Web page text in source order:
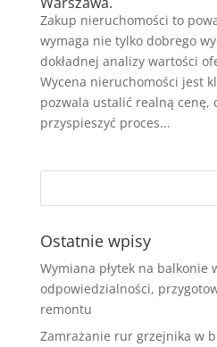
Zakup nieruchomości to
wymaga nie tylko dobrego
dokładnej analizy wartości
Wycena nieruchomości jest
pozwala ustalić realną cenę,
przyspieszyć proces...
Ostatnie wpisy
Wymiana płytek na balkonie
odpowiedzialności,
remontu
Zamrażanie rur grzejnika w